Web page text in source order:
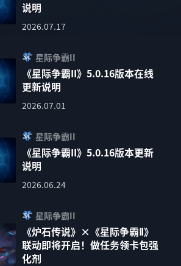
说明
2026.07.17
星际争霸II
《星际争霸II》5.0.16版本在线
更新说明
2026.07.01
星际争霸II
《星际争霸II》5.0.16版本更新
说明
2026.06.24
星际争霸II
《炉石传说》×《星际争霸Ⅱ》
联动即将开启！做任务领卡包强
化剂